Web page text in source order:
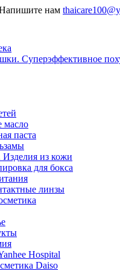
нам
Суперэффективное
масло
паста
Изделия из кожи
для бокса
линзы
Hospital
Daiso